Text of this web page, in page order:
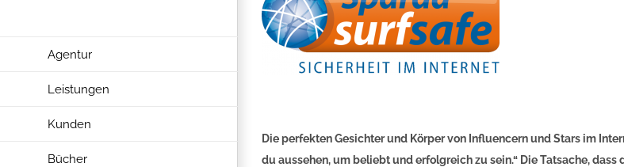
Agentur
Leistungen
Kunden
Bücher
Die perfekten Gesichter und Körper von Influencern und Stars im
du aussehen, um beliebt und erfolgreich zu sein.“ Die Tatsache,